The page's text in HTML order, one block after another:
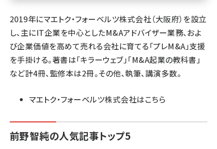
2019年にマエトク・フォーベルツ株式会社（大阪府）を設立
し、主にIT企業を中心としたM&Aアドバイザー業務、およ
び企業価値を高めて売れる会社に育てる「プレM&A」支援
を手掛ける。著書は「キラーウェブ」「M&A起業の教科書」
など計4冊、監修本は2冊。その他、執筆、講演多数。
マエトク・フォーベルツ株式会社はこちら
前野智純の人気記事トップ5
参加登録はこちら↑